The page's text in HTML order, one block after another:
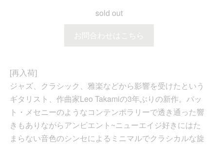
sold out
お問合わせはこちら
[再入荷]
ジャズ、クラシック、雅楽などから影響を受けたという
ギタリスト、作曲家Leo Takamiの3年ぶりの新作。パッ
ト・メセニーのようなコンテンポラリーで透き通った響
きもありながらアンビエント~ニューエイジ好きにはた
まらない音色のシンセによるミニマルでクラシカルな旋